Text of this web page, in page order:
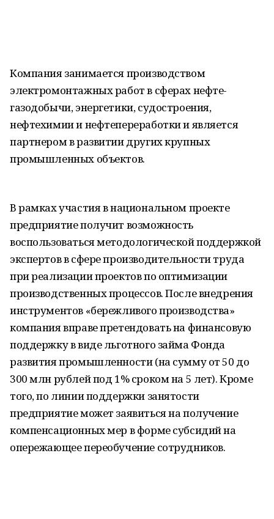
Компания занимается производством
электромонтажных работ в сферах нефте-
газодобычи, энергетики, судостроения,
нефтехимии и нефтепереработки и является
партнером в развитии других крупных
промышленных объектов.
В рамках участия в национальном проекте
предприятие получит возможность
воспользоваться методологической поддержкой
экспертов в сфере производительности труда
при реализации проектов по оптимизации
производственных процессов. После внедрения
инструментов «бережливого производства»
компания вправе претендовать на финансовую
поддержку в виде льготного займа Фонда
развития промышленности (на сумму от 50 до
300 млн рублей под 1% сроком на 5 лет). Кроме
того, по линии поддержки занятости
предприятие может заявиться на получение
компенсационных мер в форме субсидий на
опережающее переобучение сотрудников.